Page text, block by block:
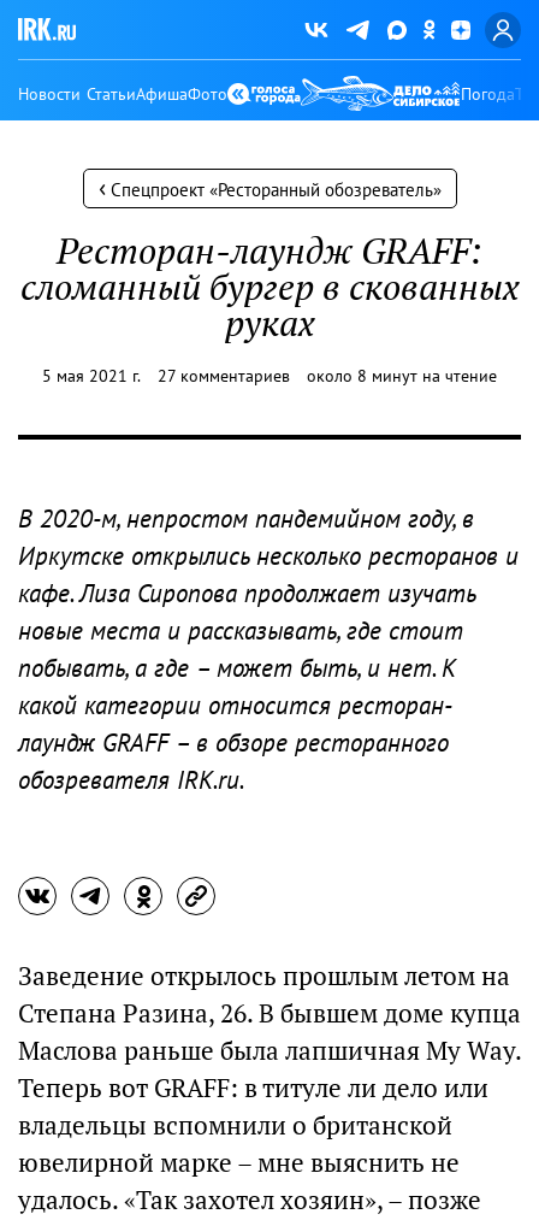
Новости СтатьиАфишаФото Погода
‹Спецпроект «Ресторанный обозреватель»
Ресторан-лаундж GRAFF:
сломанный бургер в скованных
руках
5 мая 2021 г. 27 комментариев около 8 минут на чтение
В 2020-м, непростом пандемийном году, в
Иркутске открылись несколько ресторанов и
кафе. Лиза Сиропова продолжает изучать
новые места и рассказывать, где стоит
побывать, а где – может быть, и нет. К
какой категории относится ресторан-
лаундж GRAFF – в обзоре ресторанного
обозревателя IRK.ru.
Заведение открылось прошлым летом на
Степана Разина, 26. В бывшем доме купца
Маслова раньше была лапшичная My Way.
Теперь вот GRAFF: в титуле ли дело или
владельцы вспомнили о британской
ювелирной марке – мне выяснить не
удалось. «Так захотел хозяин», – позже